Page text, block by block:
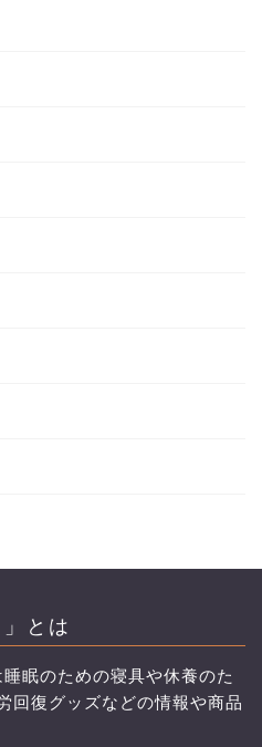
とは
眠のための寝具や休養のた
回復グッズなどの情報や商品